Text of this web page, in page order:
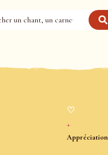
♡
+
Appréciation